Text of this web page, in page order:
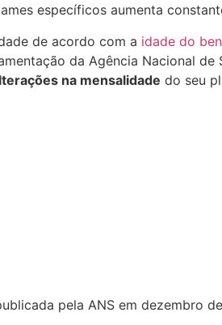
específicos aumenta
de acordo com a idade do
da Agência Nacional
na mensalidade do seu
pela ANS em dezembro